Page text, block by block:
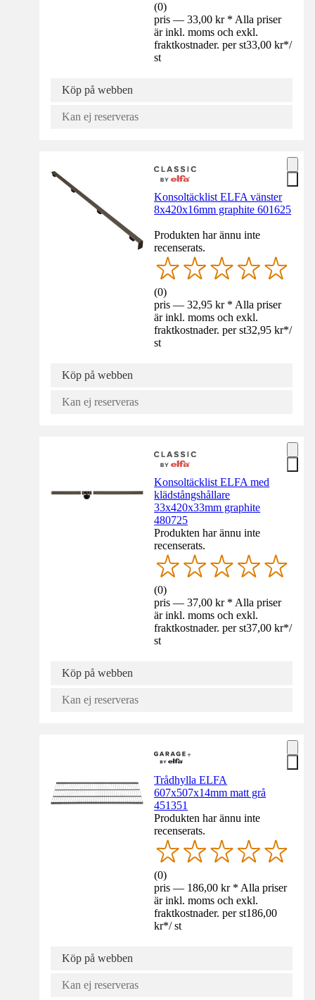
(0)
pris — 33,00 kr * Alla priser
är inkl. moms och exkl.
fraktkostnader. per st33,00 kr*/
st
Köp på webben
Kan ej reserveras
Konsoltäcklist ELFA vänster
8x420x16mm graphite 601625
Produkten har ännu inte
recenserats.
(0)
pris — 32,95 kr * Alla priser
är inkl. moms och exkl.
fraktkostnader. per st32,95 kr*/
st
Köp på webben
Kan ej reserveras
Konsoltäcklist ELFA med
klädstångshållare
33x420x33mm graphite
480725
Produkten har ännu inte
recenserats.
(0)
pris — 37,00 kr * Alla priser
är inkl. moms och exkl.
fraktkostnader. per st37,00 kr*/
st
Köp på webben
Kan ej reserveras
Trådhylla ELFA
607x507x14mm matt grå
451351
Produkten har ännu inte
recenserats.
(0)
pris — 186,00 kr * Alla priser
är inkl. moms och exkl.
fraktkostnader. per st186,00
kr*/ st
Köp på webben
Kan ej reserveras